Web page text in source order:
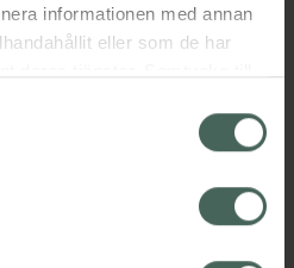
informationen med annan
eller som de har
samtycke påverkar inte
som skett innan återkallelsen.
Visa